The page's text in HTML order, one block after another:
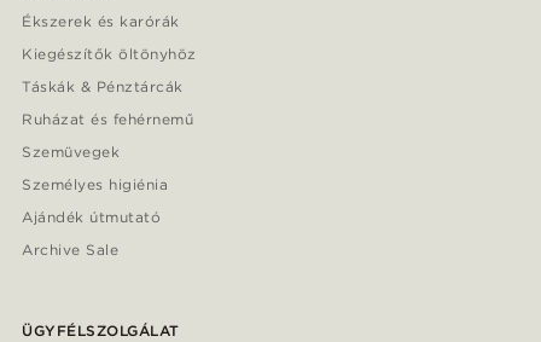
Ékszerek és karórák
Kiegészítők öltönyhöz
Táskák & Pénztárcák
Ruházat és fehérnemű
Szemüvegek
Személyes higiénia
Ajándék útmutató
Archive Sale
ÜGYFÉLSZOLGÁLAT